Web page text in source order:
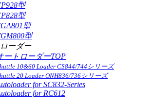
型
型
型
型
ーダー
ートローダーTOP
10&60 Loader CS844/744シリーズ
20 Loader ONH836/736シリーズ
for SC832-Series
for RC612